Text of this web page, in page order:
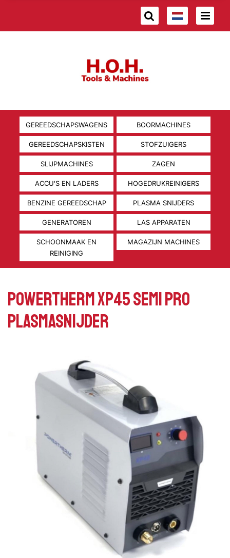
GEREEDSCHAPSWAGENS BOORMACHINES
GEREEDSCHAPSKISTEN STOFZUIGERS
SLIJPMACHINES ZAGEN
ACCU'S EN LADERS HOGEDRUKREINIGERS
BENZINE GEREEDSCHAP PLASMA SNIJDERS
GENERATOREN LAS APPARATEN
SCHOONMAAK EN
REINIGING
MAGAZIJN MACHINES
POWERTHERM XP45 SEMI PRO
PLASMASNIJDER